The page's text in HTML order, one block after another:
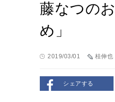
藤なつの
め」
2019/03/01 桂伸也
シェアする